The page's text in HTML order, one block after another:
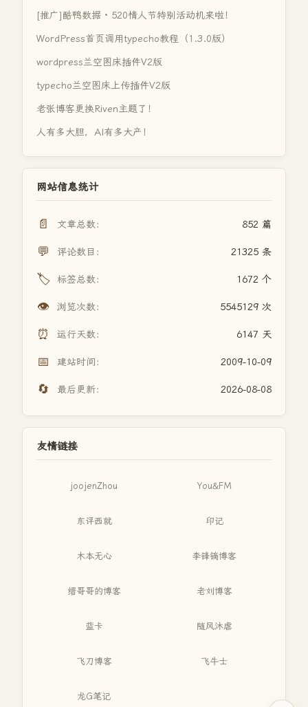
[推广]酷鸭数据 · 520情人节特别活动机来啦！
WordPress首页调用typecho教程（1.3.0版）
wordpress兰空图床插件V2版
typecho兰空图床上传插件V2版
老张博客更换Riven主题了！
人有多大胆，AI有多大产！
网站信息统计
📄 文章总数： 852 篇
💬 评论数目： 21325 条
🏷️ 标签总数： 1672 个
👁️ 浏览次数： 5545129 次
⏰ 运行天数： 6147 天
📅 建站时间： 2009-10-09
🔄 最后更新： 2026-08-08
友情链接
joojenZhou You&FM
东评西就 印记
木本无心 李锋镝博客
缙哥哥的博客 老刘博客
蓝卡 随风沐虐
飞刀博客 飞牛士
龙G笔记